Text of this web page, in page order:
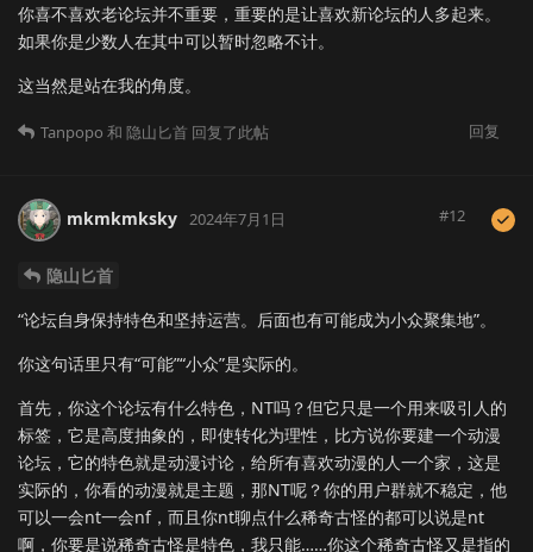
你喜不喜欢老论坛并不重要，重要的是让喜欢新论坛的人多起来。
如果你是少数人在其中可以暂时忽略不计。
这当然是站在我的角度。
回复
Tanpopo 和 隐山匕首 回复了此帖
mkmkmksky 2024年7月1日 #12
隐山匕首
“论坛自身保持特色和坚持运营。后面也有可能成为小众聚集地”。
你这句话里只有“可能”“小众”是实际的。
首先，你这个论坛有什么特色，NT吗？但它只是一个用来吸引人的
标签，它是高度抽象的，即使转化为理性，比方说你要建一个动漫
论坛，它的特色就是动漫讨论，给所有喜欢动漫的人一个家，这是
实际的，你看的动漫就是主题，那NT呢？你的用户群就不稳定，他
可以一会nt一会nf，而且你nt聊点什么稀奇古怪的都可以说是nt
啊，你要是说稀奇古怪是特色，我只能……你这个稀奇古怪又是指的